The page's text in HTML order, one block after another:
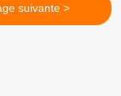
suivante >